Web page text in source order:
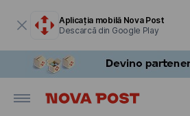
Aplicația mobilă Nova Post
Descarcă din Google Play